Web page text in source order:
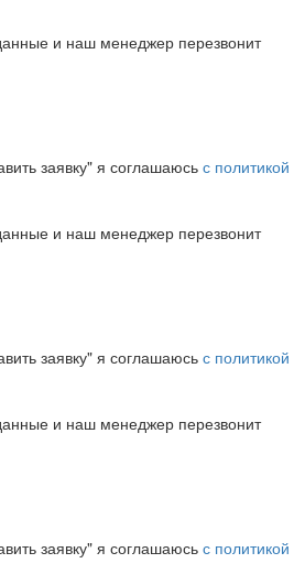
и наш менеджер перезвонит
заявку" я соглашаюсь с политикой
и наш менеджер перезвонит
заявку" я соглашаюсь с политикой
и наш менеджер перезвонит
заявку" я соглашаюсь с политикой